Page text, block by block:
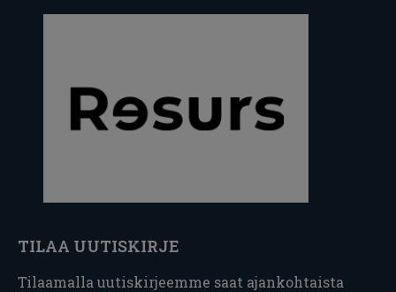
TILAA UUTISKIRJE
Tilaamalla uutiskirjeemme saat ajankohtaista